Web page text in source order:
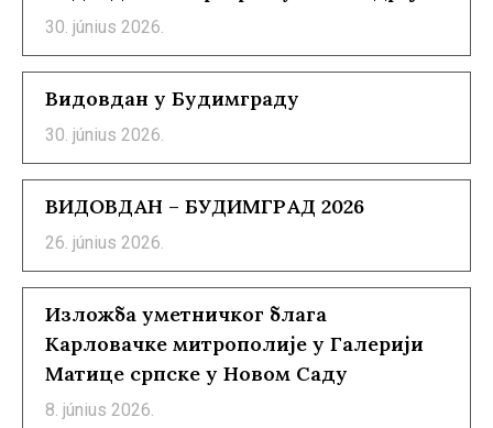
30. június 2026.
Видовдан у Будимграду
30. június 2026.
ВИДОВДАН – БУДИМГРАД 2026
26. június 2026.
Изложба уметничког блага
Карловачке митрополије у Галерији
Матице српске у Новом Саду
8. június 2026.